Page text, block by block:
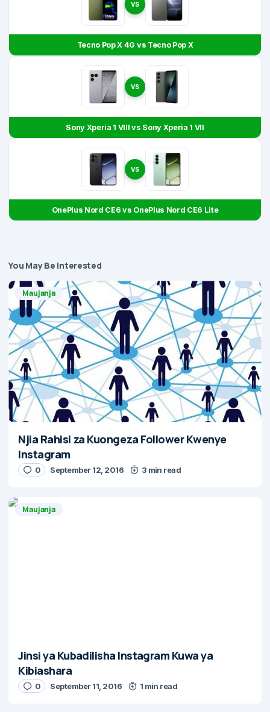
VS
Tecno Pop X 4G vs Tecno Pop X
VS
Sony Xperia 1 VIII vs Sony Xperia 1 VII
VS
OnePlus Nord CE6 vs OnePlus Nord CE6 Lite
You May Be Interested
Maujanja
Njia Rahisi za Kuongeza Follower Kwenye
Instagram
0 September 12, 2016 3 min read
Maujanja
Jinsi ya Kubadilisha Instagram Kuwa ya
Kibiashara
0 September 11, 2016 1 min read